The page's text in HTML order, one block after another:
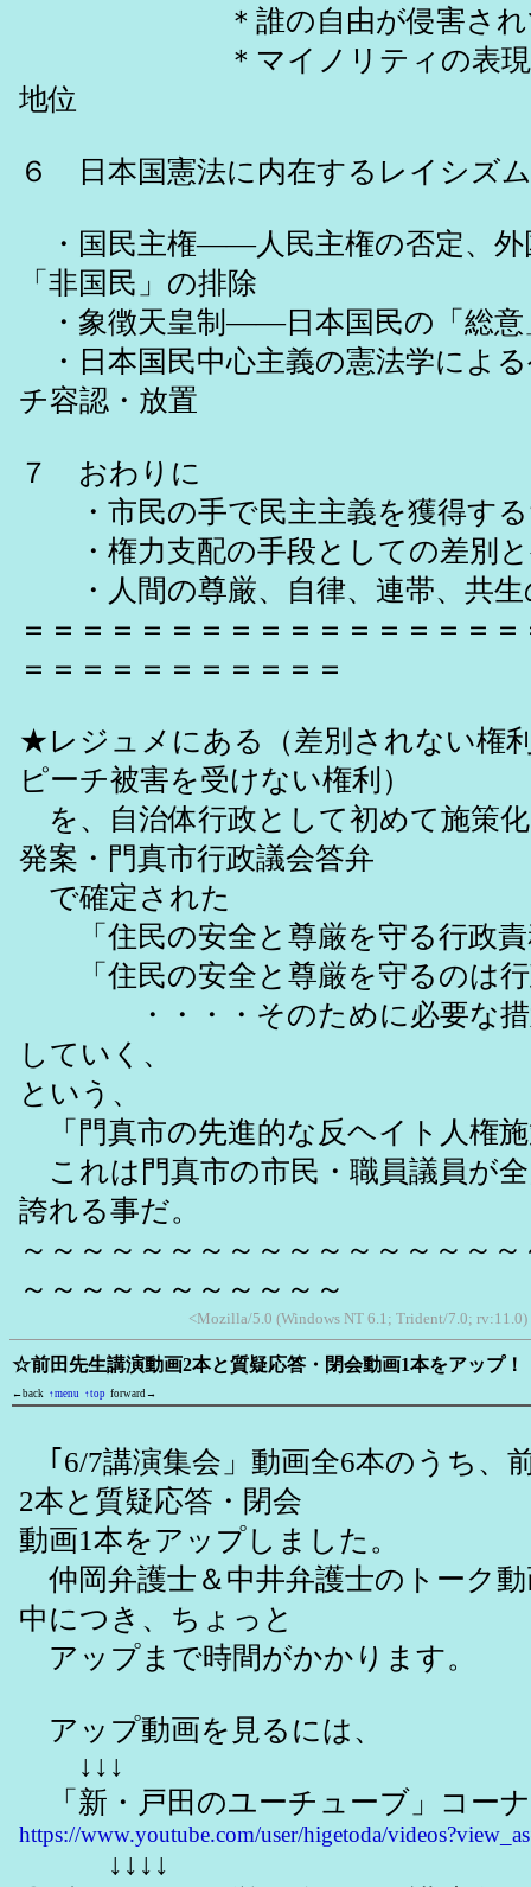
＊誰の自由が侵害されて
＊マイノリティの表現の
地位
６ 日本国憲法に内在するレイシズム
・国民主権――人民主権の否定、外
「非国民」の排除
・象徴天皇制――日本国民の「総意
・日本国民中心主義の憲法学によ
チ容認・放置
７ おわりに
・市民の手で民主主義を獲得す
・権力支配の手段としての差別と
・人間の尊厳、自律、連帯、共生
＝＝＝＝＝＝＝＝＝＝＝＝＝＝＝＝
＝＝＝＝＝＝＝＝＝＝＝
★レジュメにある（差別されない権
ピーチ被害を受けない権利）
を、自治体行政として初めて施策
発案・門真市行政議会答弁
で確定された
「住民の安全と尊厳を守る行政責
「住民の安全と尊厳を守るのは行
・・・・そのために必要な措
していく、
という、
「門真市の先進的な反ヘイト人権
これは門真市の市民・職員議員が
誇れる事だ。
～～～～～～～～～～～～～～～～
～～～～～～～～～～～
<Mozilla/5.0 (Windows NT 6.1; Trident/7.0;
☆前田先生講演動画2本と質疑応答・閉会動画1本をアップ！
←back ↑menu ↑top forward→
｢6/7講演集会」動画全6本のうち、
2本と質疑応答・閉会
動画1本をアップしました。
仲岡弁護士＆中井弁護士のトーク
中につき、ちょっと
アップまで時間がかかります。
アップ動画を見るには、
↓↓↓
「新・戸田のユーチューブ」コー
https://www.youtube.com/user/higetoda/
↓↓↓↓